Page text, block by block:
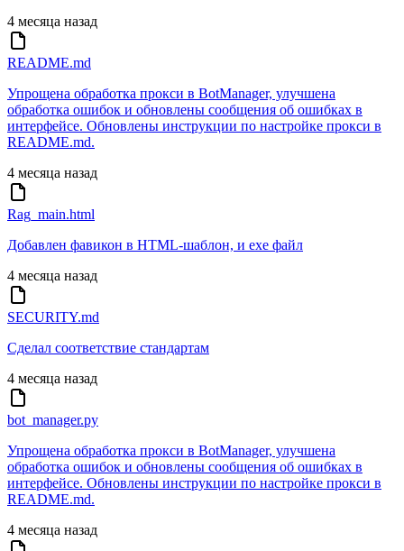
4 месяца назад
README.md
Упрощена обработка прокси в BotManager, улучшена
обработка ошибок и обновлены сообщения об ошибках в
интерфейсе. Обновлены инструкции по настройке прокси в
README.md.
4 месяца назад
Rag_main.html
Добавлен фавикон в HTML-шаблон, и exe файл
4 месяца назад
SECURITY.md
Сделал соответствие стандартам
4 месяца назад
bot_manager.py
Упрощена обработка прокси в BotManager, улучшена
обработка ошибок и обновлены сообщения об ошибках в
интерфейсе. Обновлены инструкции по настройке прокси в
README.md.
4 месяца назад